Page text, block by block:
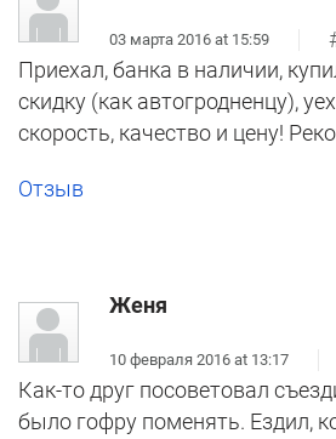
03 марта 2016 at 15:59
Приехал, банка в наличии,
скидку (как автогродненцу),
скорость, качество и цену!
Отзыв
Женя
10 февраля 2016 at 13:17
Как-то друг посоветовал
было гофру поменять. Ездил,